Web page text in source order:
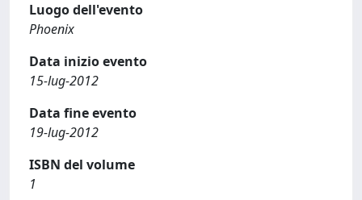
Luogo dell'evento
Phoenix
Data inizio evento
15-lug-2012
Data fine evento
19-lug-2012
ISBN del volume
1